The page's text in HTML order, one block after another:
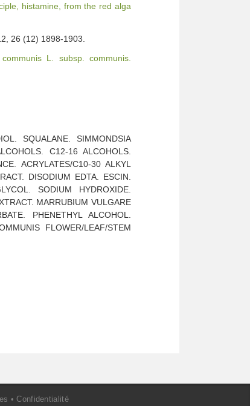
histamine, from the red alga
26 (12) 1898-1903.
L. subsp. communis.
SQUALANE. SIMMONDSIA
C12-16 ALCOHOLS.
ACRYLATES/C10-30 ALKYL
DISODIUM EDTA. ESCIN.
SODIUM HYDROXIDE.
MARRUBIUM VULGARE
PHENETHYL ALCOHOL.
FLOWER/LEAF/STEM
•Confidentialité